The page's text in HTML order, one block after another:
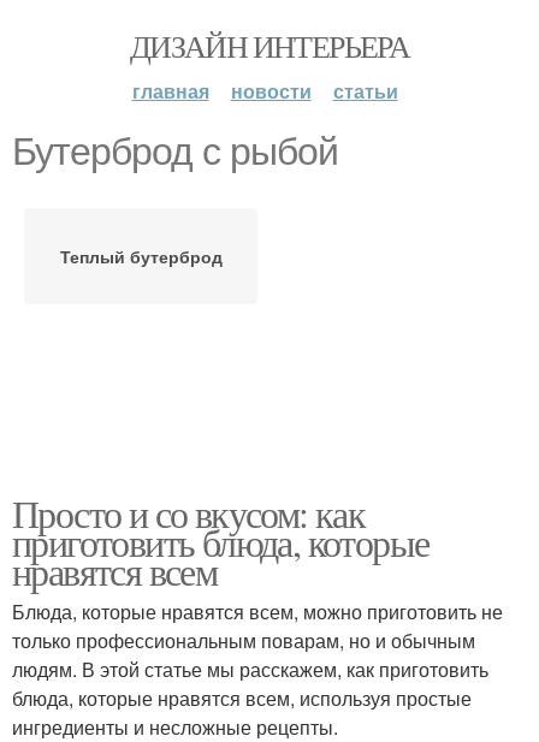
ДИЗАЙН ИНТЕРЬЕРА
главная новости статьи
Бутерброд с рыбой
Теплый бутерброд
Просто и со вкусом: как
приготовить блюда, которые
нравятся всем
Блюда, которые нравятся всем, можно приготовить не
только профессиональным поварам, но и обычным
людям. В этой статье мы расскажем, как приготовить
блюда, которые нравятся всем, используя простые
ингредиенты и несложные рецепты.